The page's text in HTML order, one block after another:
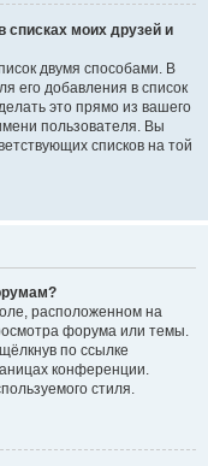
списках моих друзей и
двумя способами. В
его добавления в список
это прямо из вашего
пользователя. Вы
списков на той
расположенном на
форума или темы.
по ссылке
конференции.
стиля.